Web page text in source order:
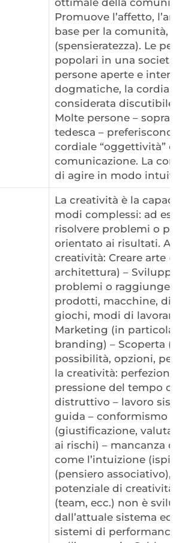
ottimale della
Promuove l’affetto,
base per la comunità,
(spensieratezza). Le
popolari in una società
persone aperte e
dogmatiche, la
considerata discutibile
Molte persone –
tedesca – preferiscono
cordiale “oggettività” o
comunicazione. La
di agire in modo
La creatività è la
modi complessi: ad
risolvere problemi o
orientato ai risultati.
creatività: Creare arte
architettura) –
problemi o
prodotti, macchine,
giochi, modi di
Marketing (in
branding) – Scoperta
possibilità, opzioni,
la creatività:
pressione del tempo
distruttivo – lavoro
guida – conformismo
(giustificazione,
ai rischi) – mancanza
come l’intuizione
(pensiero associativo), l’
potenziale di creatività
(team, ecc.) non è
dall’attuale sistema
sistemi di performance